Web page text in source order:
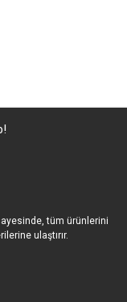
tüm ürünlerini
ulaştırır.